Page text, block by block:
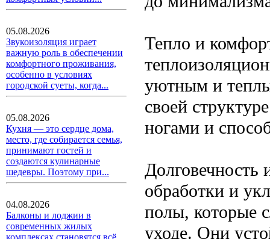
05.08.2026
Звукоизоляция играет
важную роль в обеспечении
комфортного проживания,
особенно в условиях
городской суеты, когда...
05.08.2026
Кухня — это сердце дома,
место, где собирается семья,
принимают гостей и
создаются кулинарные
шедевры. Поэтому при...
04.08.2026
Балконы и лоджии в
современных жилых
комплексах становятся всё
Тепло и
уютным и
своей
ногами и
Долговечность
обработки и
полы, которые
уходе. Они